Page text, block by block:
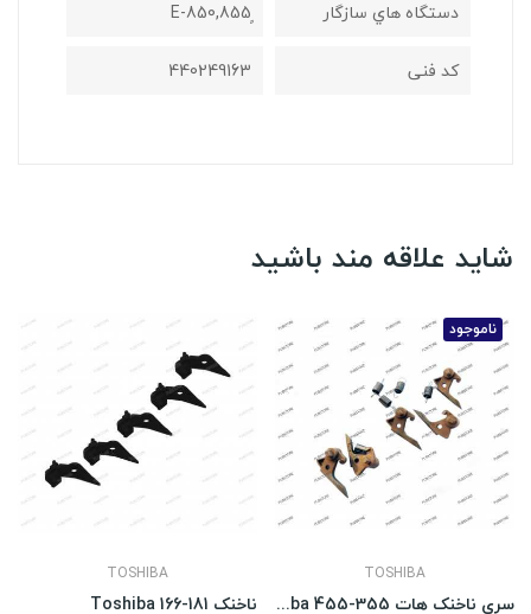
دستگاه هاي سازگار
ٍE-850,855
کد فنی
440249163
شاید علاقه مند باشید
TOSHIBA
ناخنک Toshiba 166-181
ناموجود
TOSHIBA
سری ناخنک هات Toshiba 455-355